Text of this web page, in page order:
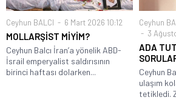
Ceyhun BALCI 6 Mart 2026 10:12
MOLLARŞİST MİYİM?
Ceyhun Balcı İran’a yönelik ABD-
İsrail emperyalist saldırısının
birinci haftası dolarken...
Ceyhun
3
ADA
Ceyhun
ulaşım
tetikledi.